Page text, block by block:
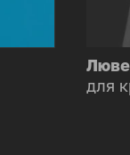
для